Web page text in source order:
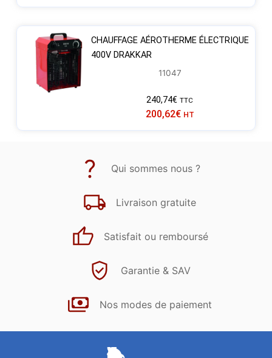
CHAUFFAGE AÉROTHERME ÉLECTRIQUE
400V DRAKKAR
11047
240,74€ TTC
200,62€ HT
Qui sommes nous ?
Livraison gratuite
Satisfait ou remboursé
Garantie & SAV
Nos modes de paiement